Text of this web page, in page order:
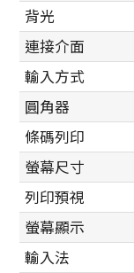
背光
連接介面
輸入方式
圓角器
條碼列印
螢幕尺寸
列印預視
螢幕顯示
輸入法